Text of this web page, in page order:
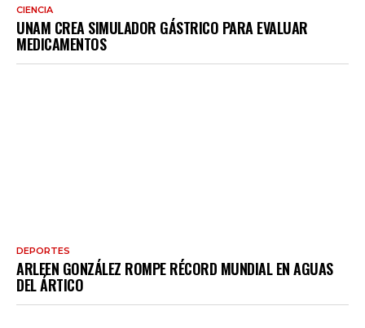
CIENCIA
UNAM CREA SIMULADOR GÁSTRICO PARA EVALUAR
MEDICAMENTOS
DEPORTES
ARLEEN GONZÁLEZ ROMPE RÉCORD MUNDIAL EN AGUAS
DEL ÁRTICO